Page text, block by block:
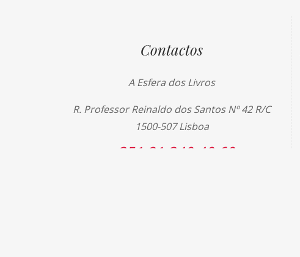
Contactos
A Esfera dos Livros
R. Professor Reinaldo dos Santos Nº 42 R/C
1500-507 Lisboa
+351 21 340 40 60